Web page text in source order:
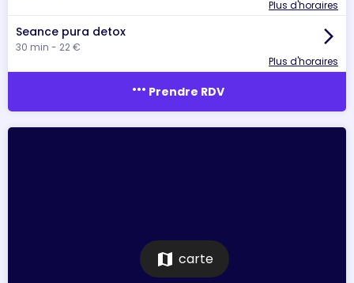
Plus d'horaires
Seance pura detox
30 min - 22 €
arrow_forward_ios
Plus d'horaires
more_horiz Prendre RDV
map carte